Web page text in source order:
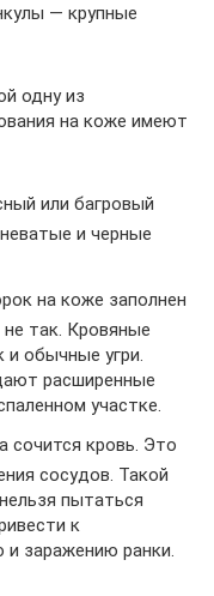
— крупные
одну из
на коже имеют
или багровый
и черные
на коже заполнен
так. Кровяные
обычные угри.
расширенные
участке.
сочится кровь. Это
сосудов. Такой
пытаться
к
и заражению ранки.